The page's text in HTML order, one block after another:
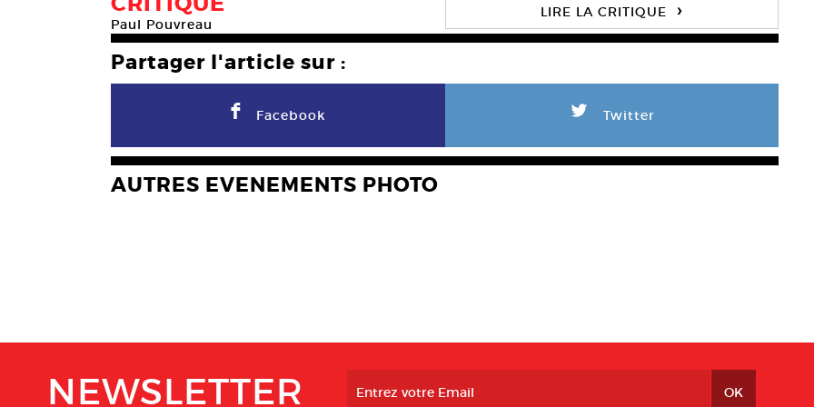
Paul Pouvreau
LIRE LA CRITIQUE ›
Partager l'article sur :
F Facebook L Twitter
AUTRES EVENEMENTS PHOTO
NEWSLETTER